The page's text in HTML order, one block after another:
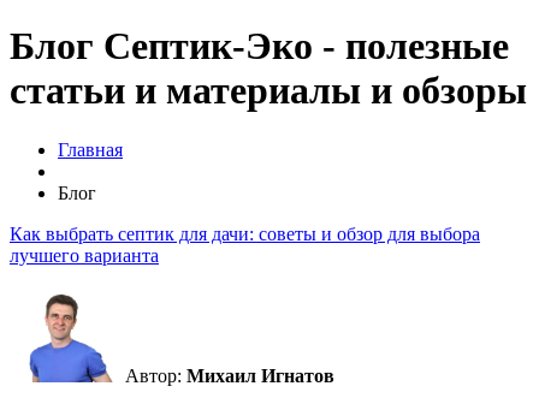
Блог Септик-Эко - полезные
статьи и материалы и обзоры
Главная
Блог
Как выбрать септик для дачи: советы и обзор для выбора
лучшего варианта
Автор: Михаил Игнатов